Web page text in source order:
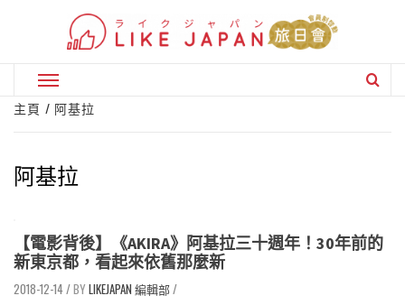
Primary
Menu
主頁 阿基拉
阿基拉
【電影背後】《AKIRA》阿基拉三十週年！30年前的
新東京都，看起來依舊那麼新
2018-12-14/ LIKEJAPAN 編輯部/